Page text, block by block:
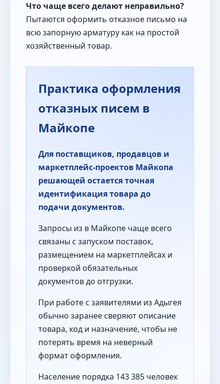
Что чаще всего делают неправильно?
Пытаются оформить отказное письмо на
всю запорную арматуру как на простой
хозяйственный товар.
Практика оформления
отказных писем в
Майкопе
Для поставщиков, продавцов и
маркетплейс-проектов Майкопа
решающей остается точная
идентификация товара до
подачи документов.
Запросы из в Майкопе чаще всего
связаны с запуском поставок,
размещением на маркетплейсах и
проверкой обязательных
документов до отгрузки.
При работе с заявителями из Адыгея
обычно заранее сверяют описание
товара, код и назначение, чтобы не
потерять время на неверный
формат оформления.
Население порядка 143 385 человек